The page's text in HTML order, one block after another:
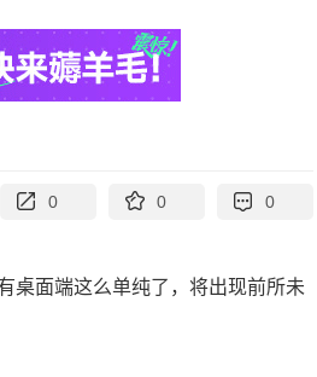
0 0 0
桌面端这么单纯了，将出现前所未